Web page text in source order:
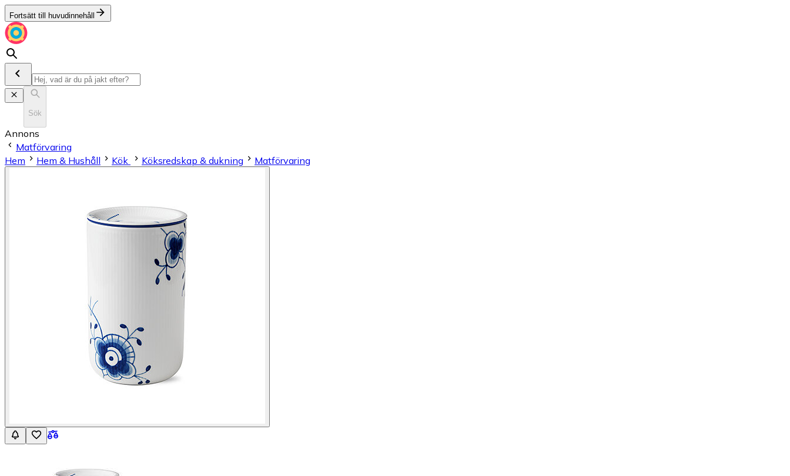
Fortsätt till huvudinnehåll
Sök
Annons
Matförvaring
Hem
Hem & Hushåll Kök Köksredskap & dukning Matförvaring